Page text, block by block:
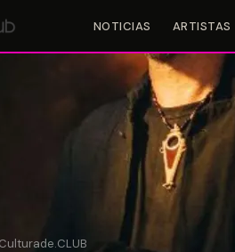
NOTICIAS ARTISTAS